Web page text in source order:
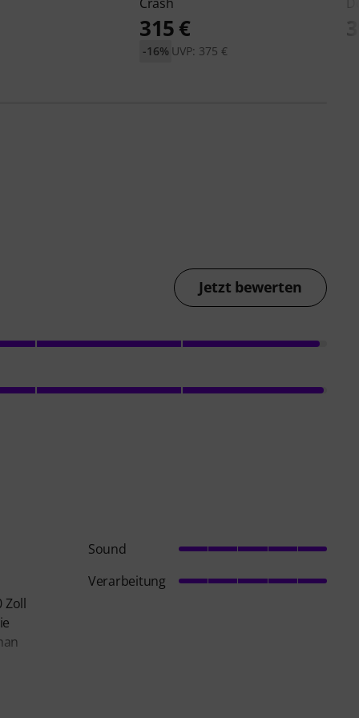
315 €
UVP: 375 €
-16%
Jetzt bewerten
Zoll
Sound
Verarbeitung